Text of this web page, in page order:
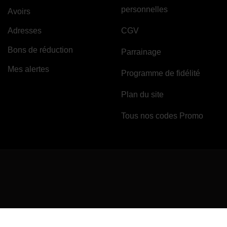
Avoirs
Adresses
Bons de réduction
Mes alertes
personnelles
CGV
Parrainage
Programme de fidélité
Plan du site
Tous nos codes Promo